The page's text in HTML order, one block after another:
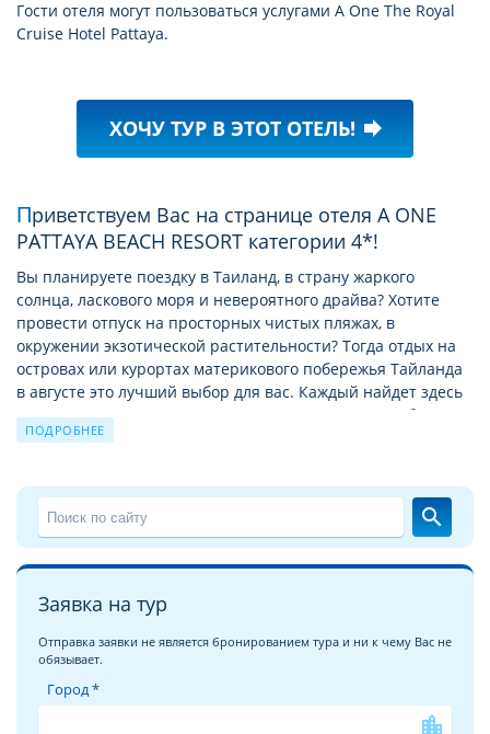
Гости отеля могут пользоваться услугами A One The Royal
Cruise Hotel Pattaya.
ХОЧУ ТУР В ЭТОТ ОТЕЛЬ! forward
Приветствуем Вас на странице отеля A ONE
PATTAYA BEACH RESORT категории 4*!
Вы планируете поездку в Таиланд, в страну жаркого
солнца, ласкового моря и невероятного драйва? Хотите
провести отпуск на просторных чистых пляжах, в
окружении экзотической растительности? Тогда отдых на
островах или курортах материкового побережья Тайланда
в августe это лучший выбор для вас. Каждый найдет здесь
место по душе, и семьи с маленькими детьми, и любители
ночной жизни и тусовок, и ценители
Отдых в Тайланде c Велл
– это бесконечные песчаные
пляжи Сиамского залива и тысячи тропических островов
Андаманского моря, это сочные фрукты, кокосы, дары моря
и улыбки местных жителей. Только здесь отдых комфортен
на протяжении всего года, ведь туристический сезон
плавно перетекает из одной климатической зоны в другую.
Загадочный Тайланд ждёт Вас!
Мы хотели бы рассказать вам об отеле
и постараться передать его облик и
ПОДРОБНЕЕ
search
Заявка на тур
Отправка заявки не является бронированием тура и ни к чему Вас не
обязывает.
Город *
location_city